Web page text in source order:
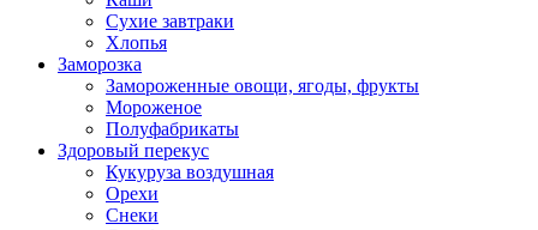
Сухие завтраки
Хлопья
Заморозка
Замороженные овощи, ягоды, фрукты
Мороженое
Полуфабрикаты
Здоровый перекус
Кукуруза воздушная
Орехи
Снеки